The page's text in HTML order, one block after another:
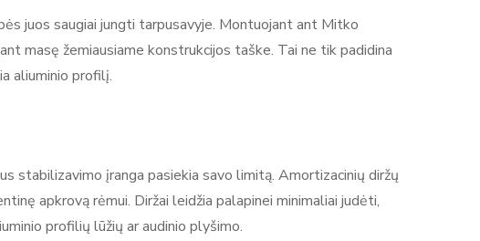
juos saugiai jungti tarpusavyje. Montuojant ant Mitko
masę žemiausiame konstrukcijos taške. Tai ne tik padidina
aliuminio profilį.
stabilizavimo įranga pasiekia savo limitą. Amortizacinių diržų
apkrovą rėmui. Diržai leidžia palapinei minimaliai judėti,
profilių lūžių ar audinio plyšimo.